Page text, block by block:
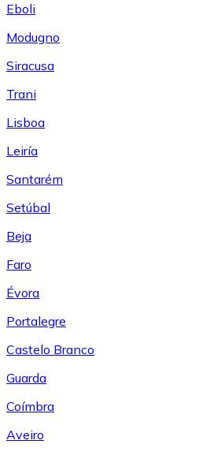
Eboli
Modugno
Siracusa
Trani
Lisboa
Leiría
Santarém
Setúbal
Beja
Faro
Évora
Portalegre
Castelo Branco
Guarda
Coímbra
Aveiro